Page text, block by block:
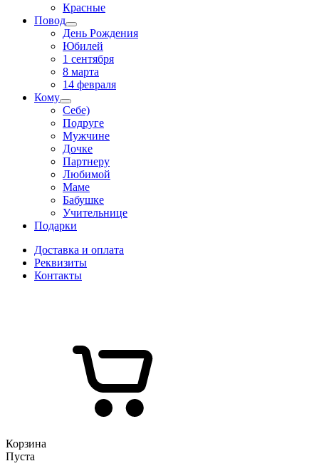
Красные
Повод
День Рождения
Юбилей
1 сентября
8 марта
14 февраля
Кому
Себе)
Подруге
Мужчине
Дочке
Партнеру
Любимой
Маме
Бабушке
Учительнице
Подарки
Доставка и оплата
Реквизиты
Контакты
Корзина
Пуста